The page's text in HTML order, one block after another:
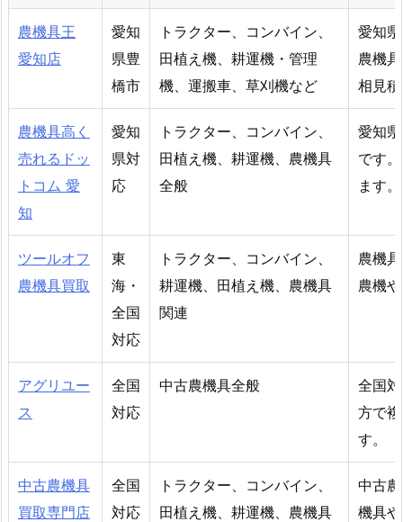
農機具王
愛知店
愛知
県豊
橋市
トラクター、コンバイン、
田植え機、耕運機・管理
機、運搬車、草刈機など
愛知
農機
相見
農機具高く
売れるドッ
トコム 愛
知
愛知
県対
応
トラクター、コンバイン、
田植え機、耕運機、農機具
全般
愛知
です
ます。
ツールオフ
農機具買取
東
海・
全国
対応
トラクター、コンバイン、
耕運機、田植え機、農機具
関連
農機
農機
アグリユー
ス
全国
対応
中古農機具全般
全国
方で
す。
中古農機具
買取専門店
全国
対応
トラクター、コンバイン、
田植え機、耕運機、農機具
中古
機具